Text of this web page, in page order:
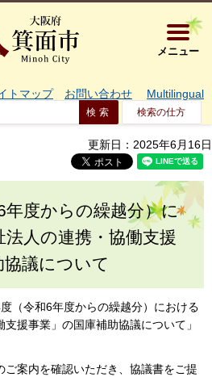
大阪府箕
メニュー
トマップ お問い合わせ Multilingual
検索の仕方
更新日：2025年6月16日
年度からの繰越分）に
人の連携・協働支援
議について
（令和6年度からの繰越分）における
支援事業」の国庫補助協議について」
案内を確認いただき、協議書をご提